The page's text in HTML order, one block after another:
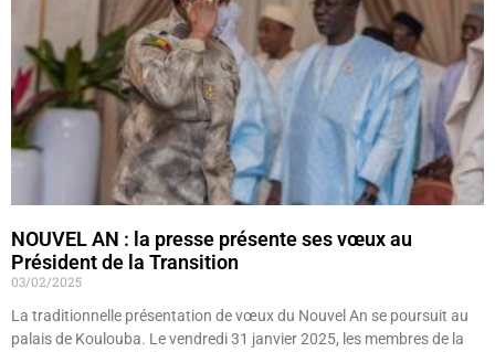
NOUVEL AN : la presse présente ses vœux au
Président de la Transition
03/02/2025
La traditionnelle présentation de vœux du Nouvel An se poursuit au
palais de Koulouba. Le vendredi 31 janvier 2025, les membres de la